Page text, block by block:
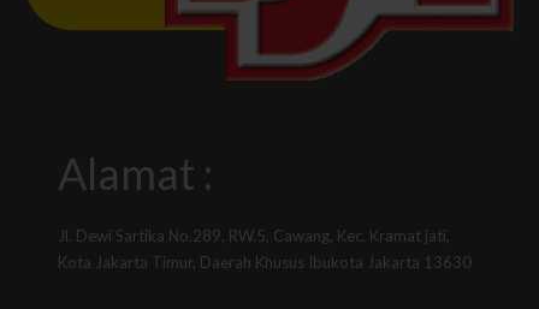
Alamat :
Jl. Dewi Sartika No.289, RW.5, Cawang, Kec. Kramat jati,
Kota Jakarta Timur, Daerah Khusus Ibukota Jakarta 13630